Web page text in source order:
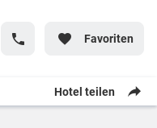
Favoriten
Hotel teilen